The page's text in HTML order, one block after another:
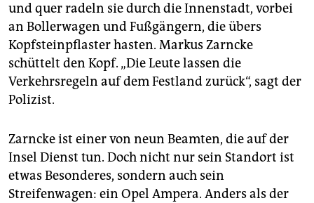
epaper login
und quer radeln sie durch die Innenstadt, vorbei
an Bollerwagen und Fußgängern, die übers
Kopfsteinpflaster hasten. Markus Zarncke
schüttelt den Kopf. „Die Leute lassen die
Verkehrsregeln auf dem Festland zurück“, sagt der
Polizist.
Zarncke ist einer von neun Beamten, die auf der
Insel Dienst tun. Doch nicht nur sein Standort ist
etwas Besonderes, sondern auch sein
Streifenwagen: ein Opel Ampera. Anders als der